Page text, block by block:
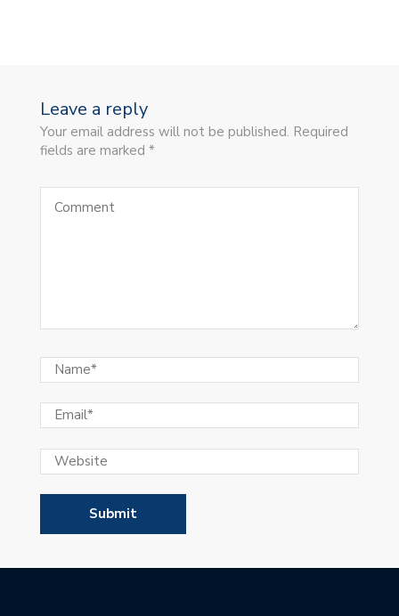
Leave a reply
Your email address will not be published. Required
fields are marked *